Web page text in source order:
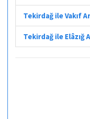
Tekirdağ ile Vakıf
Tekirdağ ile Elâzığ